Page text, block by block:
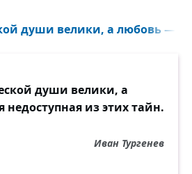
души велики, а любовь —
души велики, а
из этих тайн.
Иван Тургенев